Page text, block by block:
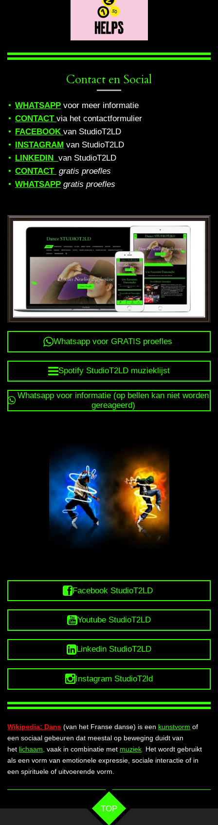
Contact en Social
WHATSAPP voor meer informatie
CONTACT via het contactformulier
FACEBOOK van StudioT2LD
INSTAGRAM van StudioT2LD
LINKEDIN van StudioT2LD
CONTACT gratis proefles
WHATSAPP gratis proefles
Whatsapp voor GRATIS proefles
Spotify StudioT2LD muzieklijst
Whatsapp voor informatie (op bellen kan niet worden
gereageerd)
Facebook StudioT2LD
Youtube StudioT2LD
Linkedin StudioT2LD
Instagram StudioT2ld
Wikipedia: Dans (van het Franse danse) is een kunstvorm of
een sociaal gebeuren dat meestal op beweging duidt van
het lichaam vaak in combinatie met muziek Het wordt gebruikt
als een vorm van emotionele expressie, sociale interactie of in
een spirituele of uitvoerende vorm.
TOP